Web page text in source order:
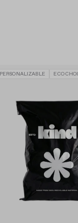
PERSONALIZABLE ECO